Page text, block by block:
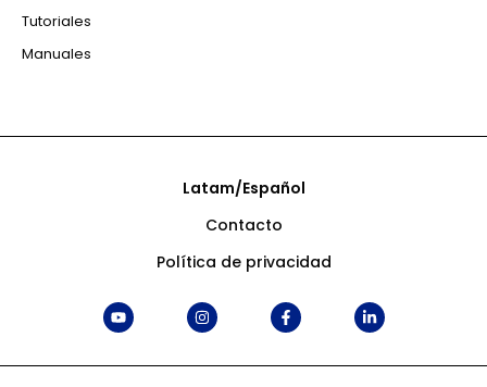
Tutoriales
Manuales
Latam/Español
Contacto
Política de privacidad